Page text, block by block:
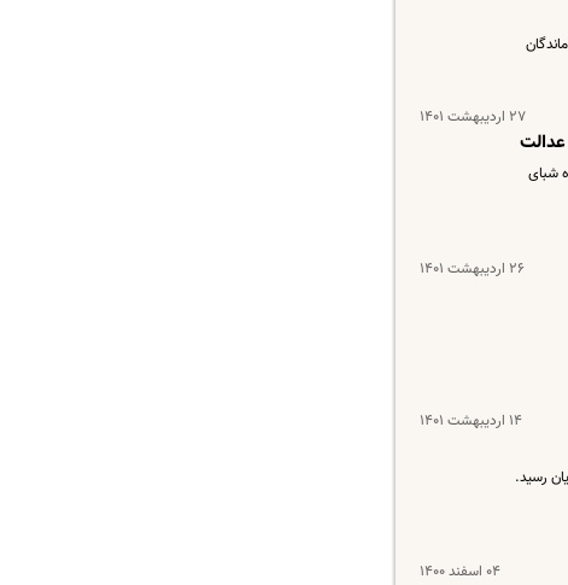
۲۷ اردیبهشت ۱۴۰۱
عدالت
شبای
۲۶ اردیبهشت ۱۴۰۱
۱۴ اردیبهشت ۱۴۰۱
۰۴ اسفند ۱۴۰۰